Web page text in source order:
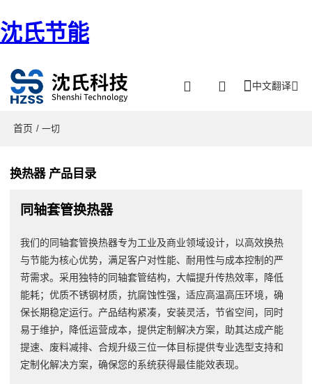
沈氏节能
中文翻译
首页 / 一切
换热器 产品目录
同轴套管换热器
我们的同轴套管换热器专为工业及商业领域设计，以高效换热
与节能为核心优势，满足客户对性能、耐用性与成本控制的严
苛需求。采用独特的同轴套管结构，大幅提升传热效率，降低
能耗；优质不锈钢材质，抗腐蚀性强，适应高温高压环境，确
保长期稳定运行。产品结构紧凑，安装灵活，节省空间，同时
易于维护，降低运营成本，提供定制解决方案，助其达成产能
提速、废料减排、合规升级三位一体目标提供专业选型支持和
定制化解决方案，确保您的系统获得最佳能效表现。